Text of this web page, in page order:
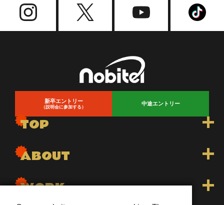
新卒エントリー
（説明会に参加する）
中途エントリー
TOP
トップ
トピックス一覧
ABOUT
nobitelについて
WORK